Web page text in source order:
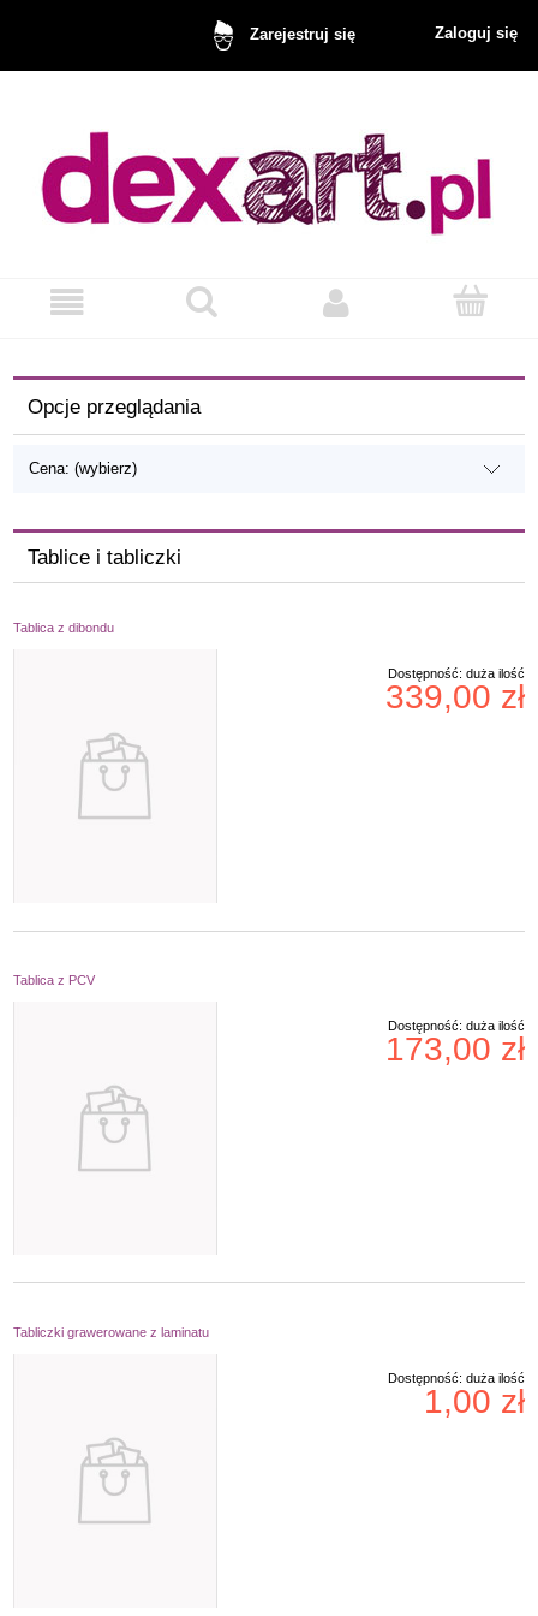
Zarejestruj się Zaloguj się
Opcje przeglądania
Cena: (wybierz)
Tablice i tabliczki
Tablica z dibondu
Dostępność: duża ilość
339,00 zł
Tablica z PCV
Dostępność: duża ilość
173,00 zł
Tabliczki grawerowane z laminatu
Dostępność: duża ilość
1,00 zł